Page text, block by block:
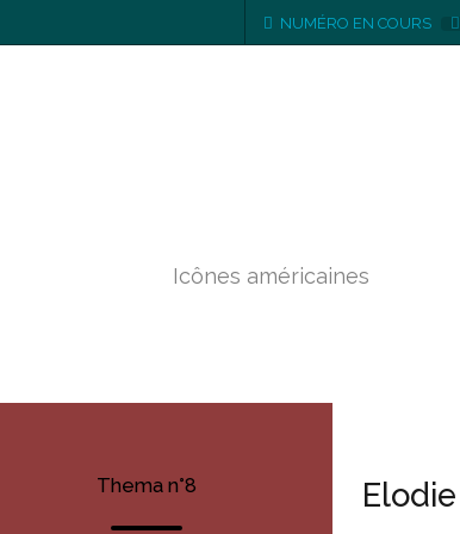
NUMÉRO EN COURS
Icônes américaines
Thema n°8